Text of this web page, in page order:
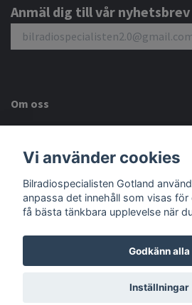
Anmäl dig till vår nyhetsbrev
Om oss
Sociala medier
© 2026
Vi använder cookies
Bilradiospecialisten Gotland
anpassa det innehåll som visas
få bästa tänkbara upplevelse när
Godkänn alla
Inställningar